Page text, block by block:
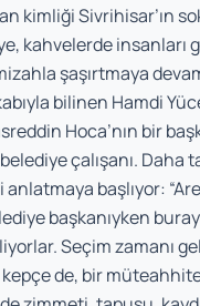
kimliği Sivrihisar’ın
kahvelerde insanları
şaşırtmaya
bilinen Hamdi
Hoca’nın bir
çalışanı. Daha
başlıyor:
başkanıyken
Seçim zamanı
kepçe de, bir